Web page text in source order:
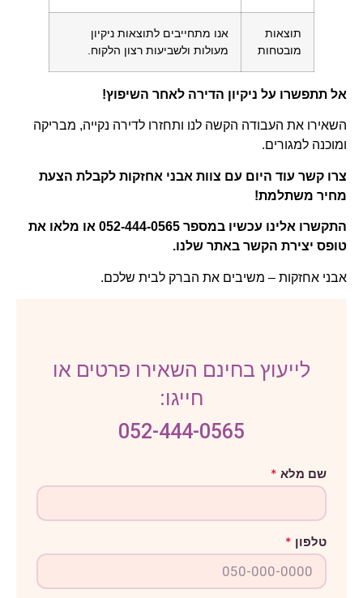
תוצאות
מובטחות
אנו מתחייבים לתוצאות ניקיון
מעולות ולשביעות רצון הלקוח.
אל תתפשרו על ניקיון הדירה לאחר השיפוץ!
השאירו את העבודה הקשה לנו ותחזרו לדירה נקייה, מבריקה
ומוכנה למגורים.
צרו קשר עוד היום עם צוות אבני אחזקות לקבלת הצעת
מחיר משתלמת!
התקשרו אלינו עכשיו במספר 052-444-0565 או מלאו את
טופס יצירת הקשר באתר שלנו.
אבני אחזקות – משיבים את הברק לבית שלכם.
לייעוץ בחינם השאירו פרטים או
חייגו:
052-444-0565
שם מלא *
טלפון *
ש
ם
ד
ה
א
ז